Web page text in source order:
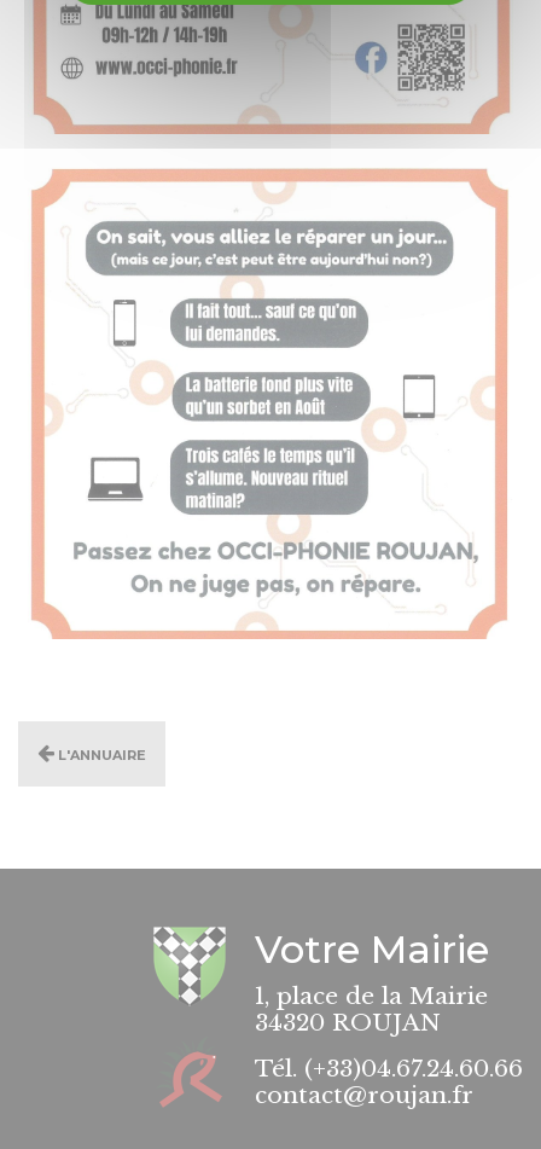
L'annuaire
Votre Mairie
1, place de la Mairie
34320 ROUJAN
Tél. (+33)04.67.24.60.66
contact@roujan.fr